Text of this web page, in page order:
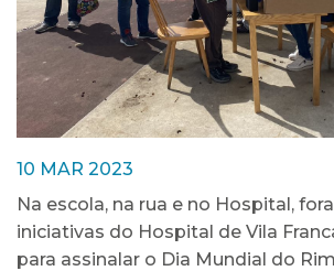
10 MAR 2023
Na escola, na rua e no Hospital,
iniciativas do Hospital de Vila
para assinalar o Dia Mundial do